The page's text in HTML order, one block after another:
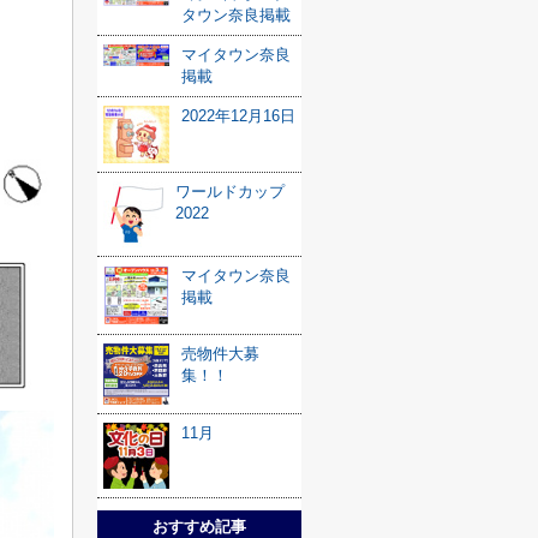
タウン奈良掲載
マイタウン奈良
掲載
2022年12月16日
ワールドカップ
2022
マイタウン奈良
掲載
売物件大募
集！！
11月
おすすめ記事